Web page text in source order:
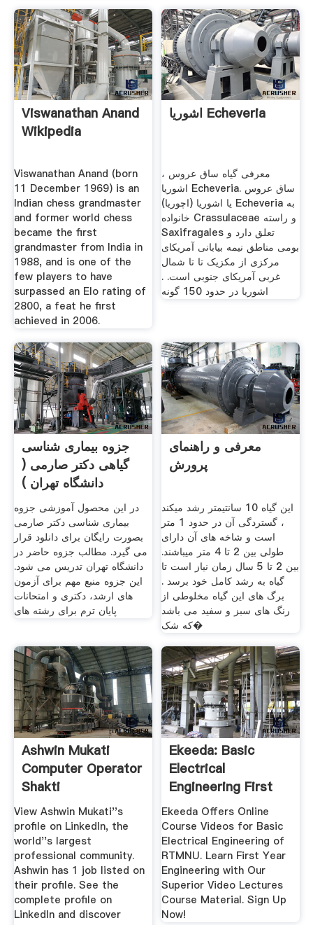
Viswanathan Anand
Wikipedia
Viswanathan Anand (born
11 December 1969) is an
Indian chess grandmaster
and former world chess
became the first
grandmaster from India in
1988, and is one of the
few players to have
surpassed an Elo rating of
2800, a feat he first
achieved in 2006.
اشوریا Echeveria
معرفی گیاه ساق عروس ،
اشوریا Echeveria. ساق عروس
یا اشوریا (اچوریا) Echeveria به
خانواده Crassulaceae و راسته
Saxifragales تعلق دارد و
بومی مناطق نیمه بیابانی آمریکای
مرکزی از مکزیک تا تا شمال
غربی آمریکای جنوبی است. .
اشوریا در حدود 150 گونه
جزوه بیماری شناسی
گیاهی دکتر صارمی (
دانشگاه تهران )
در این محصول آموزشی جزوه
بیماری شناسی دکتر صارمی
بصورت رایگان برای دانلود قرار
می گیرد. مطالب جزوه حاضر در
دانشگاه تهران تدریس می شود.
این جزوه منبع مهم برای آزمون
های ارشد، دکتری و امتحانات
پایان ترم برای رشته های
معرفی و راهنمای
پرورش
این گیاه 10 سانتیمتر رشد میکند
، گستردگی آن در حدود 1 متر
است و شاخه های آن دارای
طولی بین 2 تا 4 متر میباشند.
بین 2 تا 5 سال زمان نیاز است تا
گیاه به رشد کامل خود برسد .
برگ های این گیاه مخلوطی از
رنگ های سبز و سفید می باشد
که شک�
Ashwin Mukati
Computer Operator
Shakti
View Ashwin Mukati''s
profile on LinkedIn, the
world''s largest
professional community.
Ashwin has 1 job listed on
their profile. See the
complete profile on
LinkedIn and discover
Ekeeda: Basic
Electrical
Engineering First
Year
Ekeeda Offers Online
Course Videos for Basic
Electrical Engineering of
RTMNU. Learn First Year
Engineering with Our
Superior Video Lectures
Course Material. Sign Up
Now!